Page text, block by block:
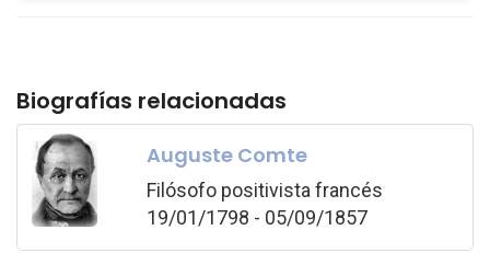
Biografías relacionadas
Auguste Comte
Filósofo positivista francés
19/01/1798 - 05/09/1857